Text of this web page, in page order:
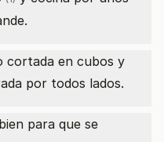
cortada en cubos y
por todos lados.
para que se